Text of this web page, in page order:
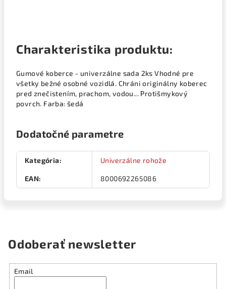
Charakteristika produktu:
Gumové koberce - univerzálne sada 2ks Vhodné pre
všetky bežné osobné vozidlá. Chráni originálny koberec
pred znečistením, prachom, vodou... Protišmykový
povrch. Farba: šedá
Dodatočné parametre
Kategória: Univerzálne rohože
EAN: 8000692265086
Odoberať newsletter
Email